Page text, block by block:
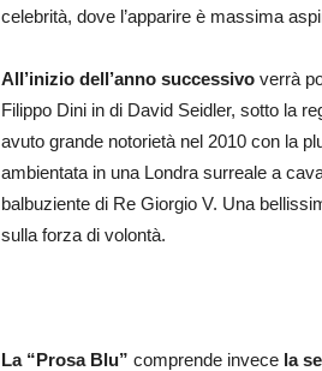
celebrità, dove l’apparire è massima
All’inizio dell’anno successivo verrà
Filippo Dini in di David Seidler, sotto la
avuto grande notorietà nel 2010 con la
ambientata in una Londra surreale a
balbuziente di Re Giorgio V. Una
sulla forza di volontà.
La “Prosa Blu” comprende invece la